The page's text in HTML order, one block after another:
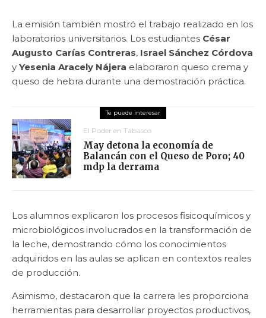
La emisión también mostró el trabajo realizado en los
laboratorios universitarios. Los estudiantes César
Augusto Carías Contreras, Israel Sánchez Córdova
y Yesenia Aracely Nájera elaboraron queso crema y
queso de hebra durante una demostración práctica.
El Poder en Tabasco
May detona la economía de
Balancán con el Queso de Poro; 40
mdp la derrama
Los alumnos explicaron los procesos fisicoquímicos y
microbiológicos involucrados en la transformación de
la leche, demostrando cómo los conocimientos
adquiridos en las aulas se aplican en contextos reales
de producción.
Asimismo, destacaron que la carrera les proporciona
herramientas para desarrollar proyectos productivos,